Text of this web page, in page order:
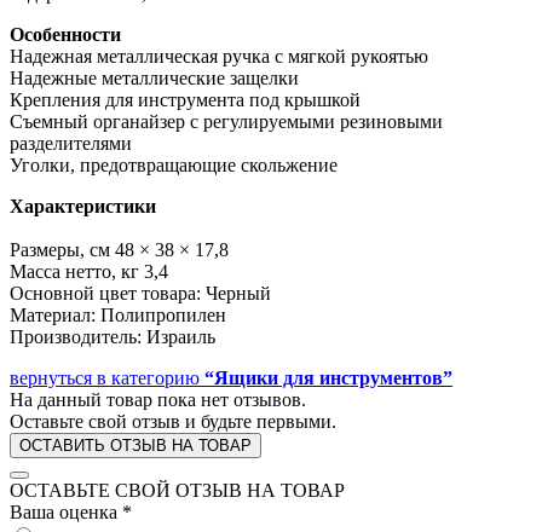
Особенности
Надежная металлическая ручка с мягкой рукоятью
Надежные металлические защелки
Крепления для инструмента под крышкой
Съемный органайзер с регулируемыми резиновыми
разделителями
Уголки, предотвращающие скольжение
Характеристики
Размеры, см 48 × 38 × 17,8
Масса нетто, кг 3,4
Основной цвет товара: Черный
Материал: Полипропилен
Производитель: Израиль
вернуться в категорию “Ящики для инструментов”
На данный товар пока нет отзывов.
Оставьте свой отзыв и будьте первыми.
ОСТАВИТЬ ОТЗЫВ НА ТОВАР
ОСТАВЬТЕ СВОЙ ОТЗЫВ НА ТОВАР
Ваша оценка *